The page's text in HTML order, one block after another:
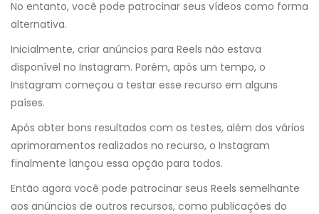
No entanto, você pode patrocinar seus vídeos como forma
alternativa.
Inicialmente, criar anúncios para Reels não estava
disponível no Instagram. Porém, após um tempo, o
Instagram começou a testar esse recurso em alguns
países.
Após obter bons resultados com os testes, além dos vários
aprimoramentos realizados no recurso, o Instagram
finalmente lançou essa opção para todos.
Então agora você pode patrocinar seus Reels semelhante
aos anúncios de outros recursos, como publicações do